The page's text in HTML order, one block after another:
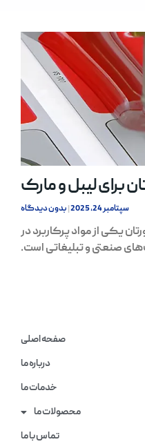
برای لیبل و مارک
سپتامبر 24, 2025 بدون دیدگاه
یکی از مواد پرکاربرد در
صنعتی و تبلیغاتی است.
صفحه اصلی
درباره ما
خدمات ما
محصولات ما
تماس با ما